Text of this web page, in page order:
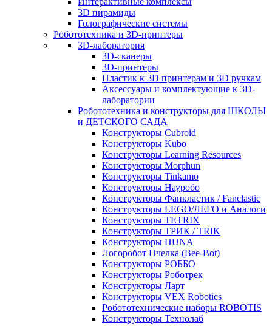
3D пирамиды
Голографические системы
Робототехника и 3D-принтеры
3D-лаборатория
3D-сканеры
3D-принтеры
Пластик к 3D принтерам и 3D ручкам
Аксессуары и комплектующие к 3D-
лаборатории
Робототехника и конструкторы для ШКОЛЫ
и ДЕТСКОГО САДА
Конструкторы Cubroid
Конструкторы Kubo
Конструкторы Learning Resources
Конструкторы Morphun
Конструкторы Tinkamo
Конструкторы Науробо
Конструкторы Фанкластик / Fanclastic
Конструкторы LEGO/ЛЕГО и Аналоги
Конструкторы TETRIX
Конструкторы ТРИК / TRIK
Конструкторы HUNA
Логоробот Пчелка (Bee-Bot)
Конструкторы РОББО
Конструкторы Роботрек
Конструкторы Ларт
Конструкторы VEX Robotics
Робототехнические наборы ROBOTIS
Конструкторы Технолаб